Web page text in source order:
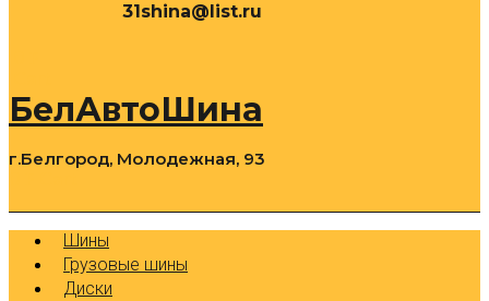
31shina@list.ru
БелАвтоШина
г.Белгород, Молодежная, 93
Шины
Грузовые шины
Диски